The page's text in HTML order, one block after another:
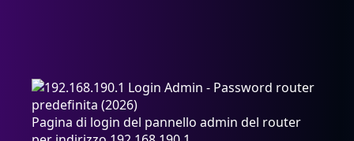
Pagina di login del pannello admin del router